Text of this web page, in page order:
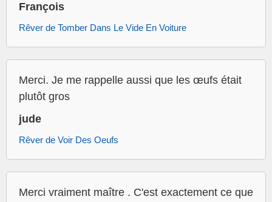
François
Rêver de Tomber Dans Le Vide En Voiture
Merci. Je me rappelle aussi que les œufs était
plutôt gros
jude
Rêver de Voir Des Oeufs
Merci vraiment maître . C'est exactement ce que